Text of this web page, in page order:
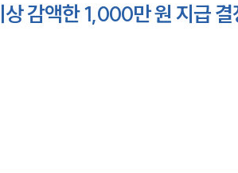
감액한 1,000만 원 지급 결